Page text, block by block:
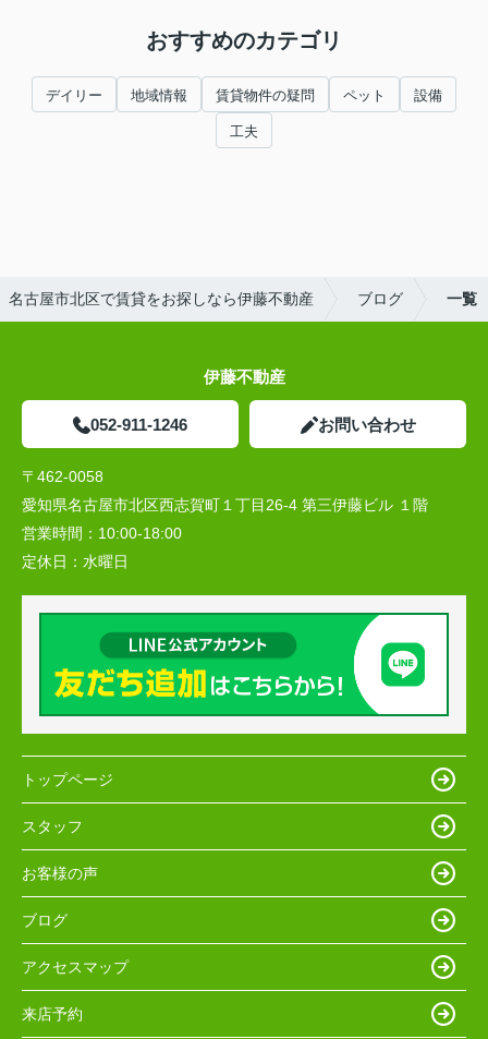
おすすめのカテゴリ
デイリー 地域情報 賃貸物件の疑問 ペット 設備
工夫
名古屋市北区で賃貸をお探しなら伊藤不動産 ブログ 一覧
伊藤不動産
052-911-1246 お問い合わせ
〒462-0058
愛知県名古屋市北区西志賀町１丁目26-4 第三伊藤ビル １階
営業時間： 10:00‐18:00
定休日： 水曜日
トップページ
スタッフ
お客様の声
ブログ
アクセスマップ
来店予約